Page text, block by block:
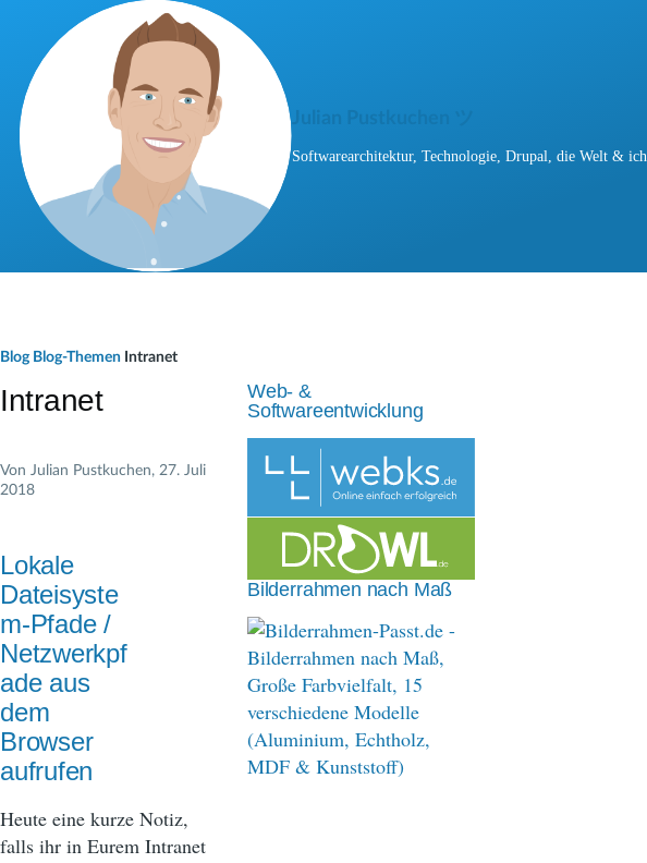
Direkt zum Inhalt
Julian Pustkuchen ツ
Softwarearchitektur, Technologie, Drupal, die Welt & ich.
a
d
n
v
i
g
a
t
i
o
n
Blog Blog-Themen Intranet
Intranet
Von Julian Pustkuchen, 27. Juli
2018
Lokale
Dateisyste
m-Pfade /
Netzwerkpf
ade aus
dem
Browser
aufrufen
Heute eine kurze Notiz,
falls ihr in Eurem Intranet
Web- &
Softwareentwicklung
Bilderrahmen nach Maß